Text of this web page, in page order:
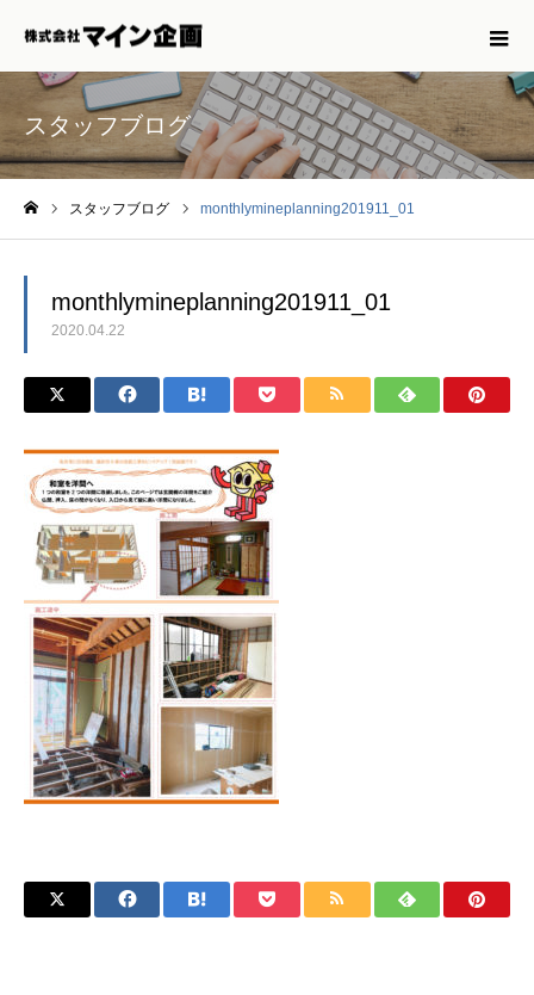
スタッフブログ
スタッフブログ monthlymineplanning201911_01
monthlymineplanning201911_01
2020.04.22